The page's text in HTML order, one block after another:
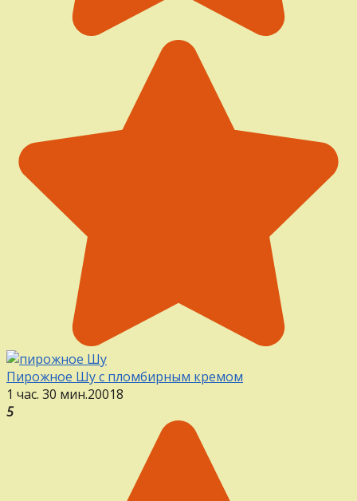
Пирожное Шу с пломбирным кремом
1 час. 30 мин.20018
5